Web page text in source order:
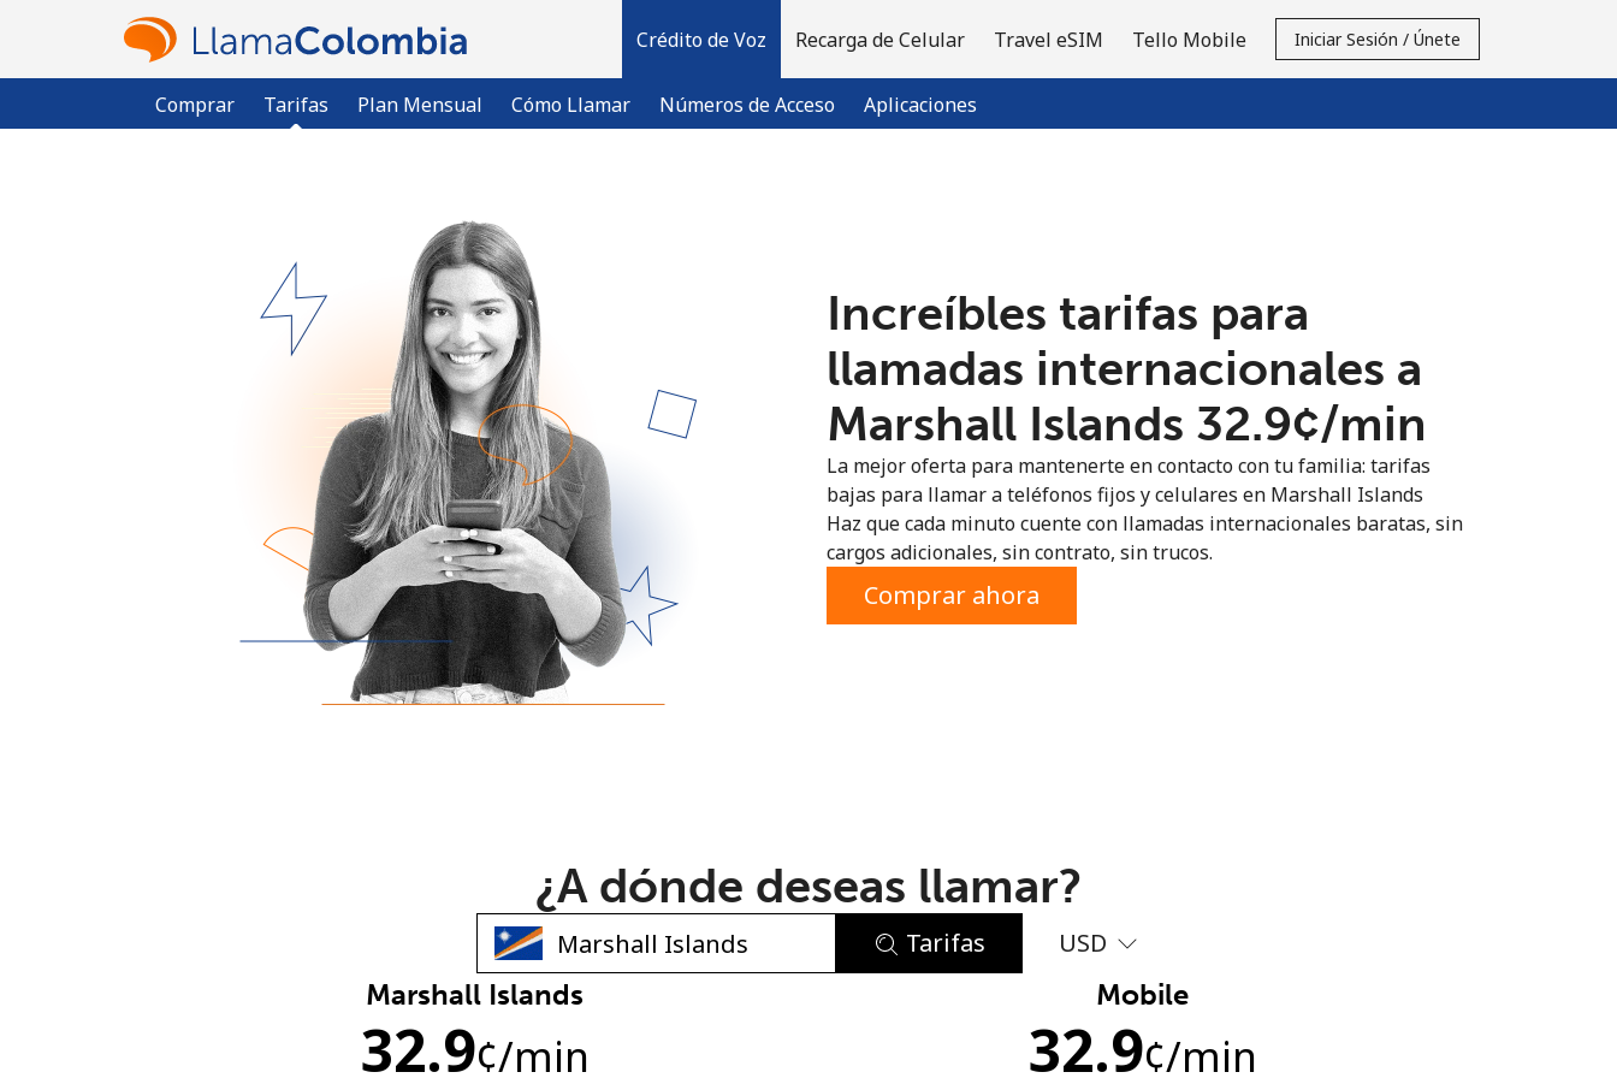
Crédito de Voz
Comprar Tarifas Plan Mensual Cómo Llamar Números de Acceso Aplicaciones
Recarga de Celular Travel eSIM Tello Mobile Iniciar Sesión / Únete
¿Ya tienes una cuenta? Inicia sesión →
Regístrate con
Una letra mayúscula y una minúscula
Increíbles tarifas para
llamadas internacionales a
Marshall Islands ⁦32.9¢⁩/min
La mejor oferta para mantenerte en contacto con tu familia: tarifas
bajas para llamar a teléfonos fijos y celulares en Marshall Islands
Haz que cada minuto cuente con llamadas internacionales baratas, sin
cargos adicionales, sin contrato, sin trucos.
Comprar ahora
¿A dónde deseas llamar?
Tarifas USD
Marshall Islands
32.9¢/min
Mobile
32.9¢/min